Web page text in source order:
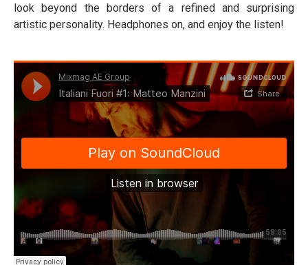
look beyond the borders of a refined and surprising
artistic personality. Headphones on, and enjoy the listen!